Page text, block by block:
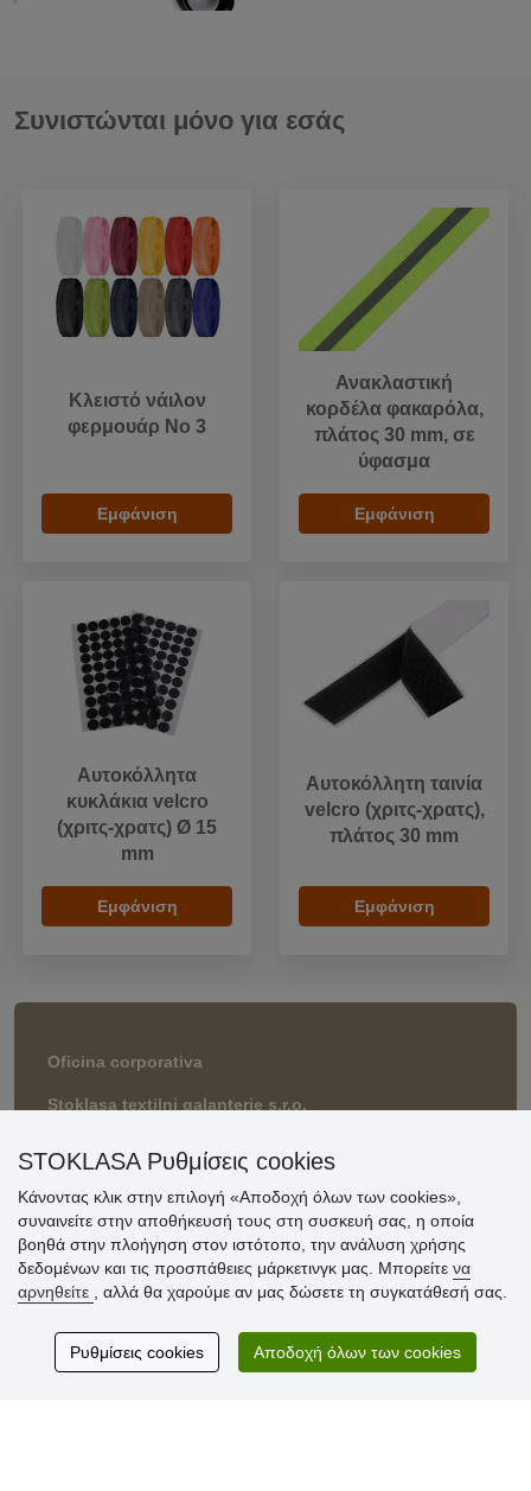
Συνιστώνται μόνο για εσάς
Κλειστό νάιλον
φερμουάρ Νο 3
Εμφάνιση
Ανακλαστική
κορδέλα φακαρόλα,
πλάτος 30 mm, σε
ύφασμα
Εμφάνιση
Αυτοκόλλητα
κυκλάκια velcro
(χριτς-χρατς) Ø 15
mm
Εμφάνιση
Αυτοκόλλητη ταινία
velcro (χριτς-χρατς),
πλάτος 30 mm
Εμφάνιση
Oficina corporativa
Stoklasa textilni galanterie s.r.o.
747 23 Bolatice
Czech Republic
Επικοινωνία
eshop@stoklasa.gr
STOKLASA Ρυθμίσεις cookies
Κάνοντας κλικ στην επιλογή «Αποδοχή όλων των cookies»,
συναινείτε στην αποθήκευσή τους στη συσκευή σας, η οποία
βοηθά στην πλοήγηση στον ιστότοπο, την ανάλυση χρήσης
δεδομένων και τις προσπάθειες μάρκετινγκ μας. Μπορείτε να
αρνηθείτε
, αλλά θα χαρούμε αν μας δώσετε τη συγκατάθεσή σας.
Ρυθμίσεις cookies Αποδοχή όλων των cookies